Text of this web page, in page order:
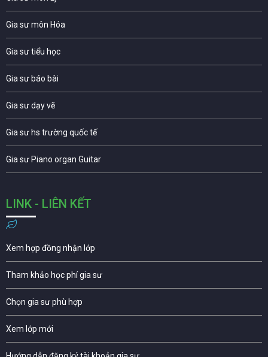
Gia sư môn Hóa
Gia sư tiểu học
Gia sư báo bài
Gia sư dạy vẽ
Gia sư hs trường quốc tế
Gia sư Piano organ Guitar
LINK - LIÊN KẾT
Xem hợp đồng nhận lớp
Tham khảo học phí gia sư
Chọn gia sư phù hợp
Xem lớp mới